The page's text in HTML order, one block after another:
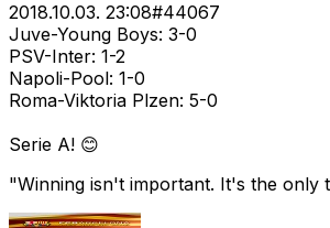
2018.10.03. 23:08#44067
Juve-Young Boys: 3-0
PSV-Inter: 1-2
Napoli-Pool: 1-0
Roma-Viktoria Plzen: 5-0
Serie A! 😊
"Winning isn't important. It's the only